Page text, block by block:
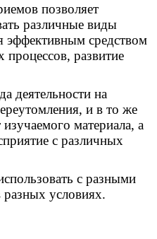
позволяет
различные виды
эффективным средством
процессов, развитие
деятельности на
и в то же
материала, а
с различных
с разными
условиях.